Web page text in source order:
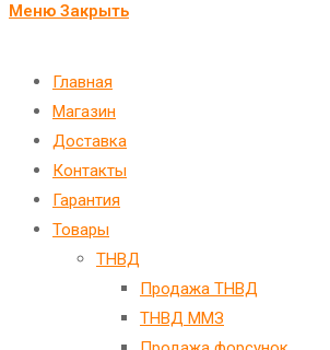
веб-
Меню Закрыть
Главная
Магазин
Доставка
Контакты
Гарантия
Товары
ТНВД
Продажа ТНВД
ТНВД ММЗ